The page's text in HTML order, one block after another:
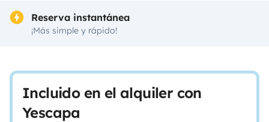
Reserva instantánea
¡Más simple y rápido!
Incluido en el alquiler con
Yescapa